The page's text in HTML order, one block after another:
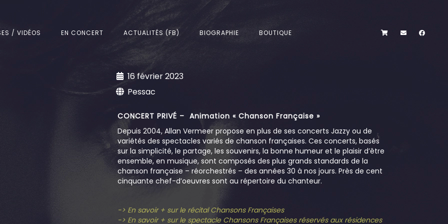
/ VIDÉOS EN CONCERT ACTUALITÉS (FB) BIOGRAPHIE BOUTIQUE
16 février 2023
Pessac
CONCERT PRIVÉ – Animation « Chanson Française »
Depuis 2004, Allan Vermeer propose en plus de ses concerts Jazzy ou de
variétés des spectacles variés de chanson françaises. Ces concerts, basés
sur la simplicité, le partage, les souvenirs, la bonne humeur et le plaisir d’être
ensemble, en musique, sont composés des plus grands standards de la
chanson française – réorchestrés – des années 30 à nos jours. Près de cent
cinquante chef-d’oeuvres sont au répertoire du chanteur.
-> En savoir + sur le récital Chansons Françaises
-> En savoir + sur le spectacle Chansons Françaises réservés aux résidences